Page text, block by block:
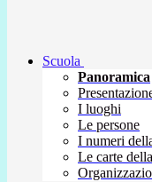
Scuola
Panoramica
I luoghi
Le persone
I numeri
Le carte